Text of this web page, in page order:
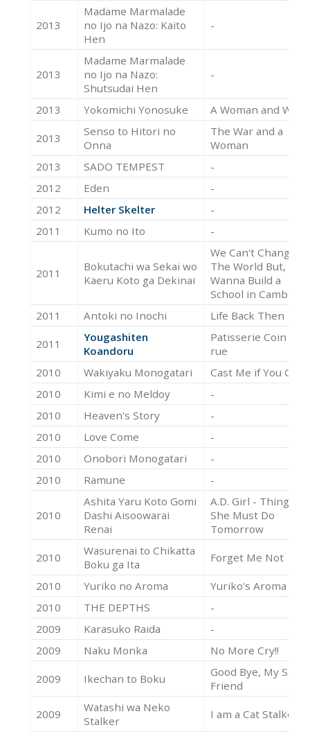
2013
Madame Marmalade
no Ijo na Nazo: Kaito
Hen
-
2013
Madame Marmalade
no Ijo na Nazo:
Shutsudai Hen
-
2013 Yokomichi Yonosuke A Woman and War
2013
Senso to Hitori no
Onna
The War and a
Woman
2013
SADO TEMPEST
-
2012
Eden
-
2012
Helter Skelter
-
2011
Kumo no Ito -
2011
Bokutachi wa Sekai wo
Kaeru Koto ga Dekinai
We Can't Change
The World But, We
Wanna Build a
School in Cambodia.
2011
Antoki no Inochi Life Back Then
2011
Yougashiten
Koandoru
Patisserie Coin de
rue
2010
Wakiyaku Monogatari
Cast Me if You Can
2010
Kimi e no Meldoy
-
2010
Heaven's Story
-
2010
Love Come
-
2010
Onobori Monogatari
-
2010
Ramune -
2010
Ashita Yaru Koto Gomi
Dashi Aisoowarai
Renai
A.D. Girl - Things
She Must Do
Tomorrow
2010
Wasurenai to Chikatta
Boku ga Ita
Forget Me Not
2010 Yuriko no Aroma
Yuriko's Aroma
2010
THE DEPTHS
-
2009
Karasuko Raida
-
2009
Naku Monka No More Cry!!
2009 Ikechan to Boku
Good Bye, My
Friend
2009
Watashi wa Neko
Stalker
I am a Cat Stalker